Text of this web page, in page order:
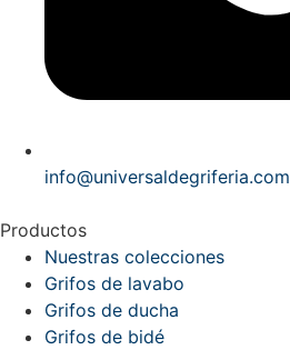
info@universaldegriferia.com
Productos
Nuestras colecciones
Grifos de lavabo
Grifos de ducha
Grifos de bidé